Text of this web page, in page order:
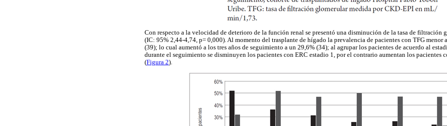
Con respecto a la velocidad de deterioro de la función renal se presentó una disminución de la tasa de filtración
(IC: 95% 2,44-4,74, p= 0,000). Al momento del trasplante de hígado la prevalencia de pacientes con TFG menor
(39); lo cual aumentó a los tres años de seguimiento a un 29,6% (34); al agrupar los pacientes de acuerdo al
durante el seguimiento se disminuyen los pacientes con ERC estadio 1, por el contrario aumentan los pacientes
(Figura 2).